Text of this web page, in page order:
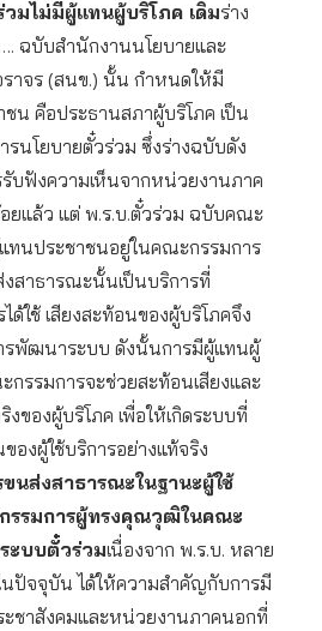
มไม่มีผู้แทนผู้บริโภค เดิมร่าง
ฉบับสำนักงานนโยบายและ
าจร (สนข.) นั้น กำหนดให้มี
น คือประธานสภาผู้บริโภค เป็น
นโยบายตั๋วร่วม ซึ่งร่างฉบับดัง
บฟังความเห็นจากหน่วยงานภาค
อยแล้ว แต่ พ.ร.บ.ตั๋วร่วม ฉบับคณะ
ทนประชาชนอยู่ในคณะกรรมการ
สาธารณะนั้นเป็นบริการที่
ด้ใช้ เสียงสะท้อนของผู้บริโภคจึง
รพัฒนาระบบ ดังนั้นการมีผู้แทนผู้
กรรมการจะช่วยสะท้อนเสียงและ
ของผู้บริโภค เพื่อให้เกิดระบบที่
องผู้ใช้บริการอย่างแท้จริง
ขนส่งสาธารณะในฐานะผู้ใช้
กรรมการผู้ทรงคุณวุฒิในคณะ
ะบบตั๋วร่วมเนื่องจาก พ.ร.บ. หลาย
ปัจจุบัน ได้ให้ความสำคัญกับการมี
ชาสังคมและหน่วยงานภาคนอกที่